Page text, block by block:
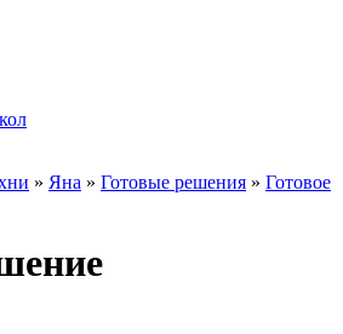
» Яна » Готовые решения » Готовое